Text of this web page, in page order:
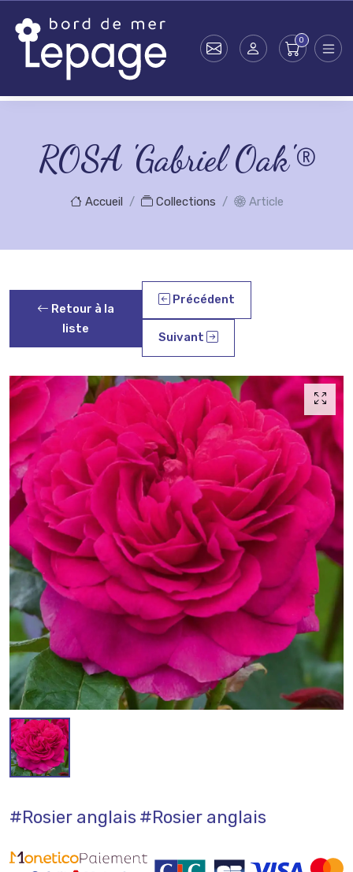
ROSA 'Gabriel Oak'®
Accueil Collections Article
Retour à la
liste
Précédent
Suivant
#Rosier anglais#Rosier anglais